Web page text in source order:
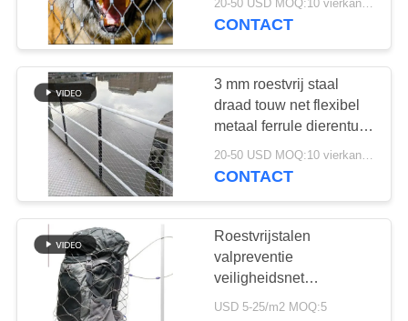
CONTACT
3 mm roestvrij staal
draad touw net flexibel
metaal ferrule dierentuin
mesh
20-50 USD MOQ:10 vierkante meter
CONTACT
Roestvrijstalen
valpreventie
veiligheidsnet
Roestvrijstalen
USD 5-25/m2 MOQ:5